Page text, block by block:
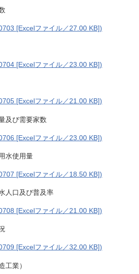
[Excelファイル／27.00 KB])
[Excelファイル／23.00 KB])
[Excelファイル／21.00 KB])
及び需要家数
[Excelファイル／23.00 KB])
水使用量
[Excelファイル／18.50 KB])
人口及び普及率
[Excelファイル／21.00 KB])
[Excelファイル／32.00 KB])
工業）